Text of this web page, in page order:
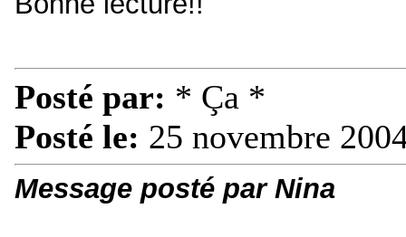
Posté par: * Ça *
Posté le: 25 novembre
Message posté par Nina